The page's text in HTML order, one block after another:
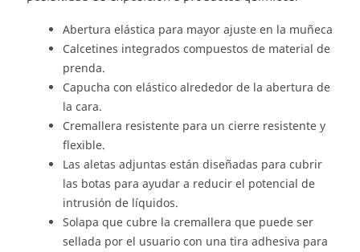
Abertura elástica para mayor ajuste en la muñeca
Calcetines integrados compuestos de material de
prenda.
Capucha con elástico alrededor de la abertura de
la cara.
Cremallera resistente para un cierre resistente y
flexible.
Las aletas adjuntas están diseñadas para cubrir
las botas para ayudar a reducir el potencial de
intrusión de líquidos.
Solapa que cubre la cremallera que puede ser
sellada por el usuario con una tira adhesiva para